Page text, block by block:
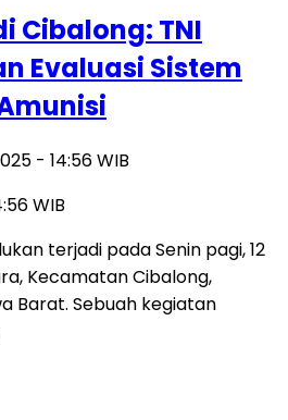
Cibalong: TNI
Evaluasi Sistem
- 14:56 WIB
WIB
terjadi pada Senin pagi, 12
Kecamatan Cibalong,
Barat. Sebuah kegiatan